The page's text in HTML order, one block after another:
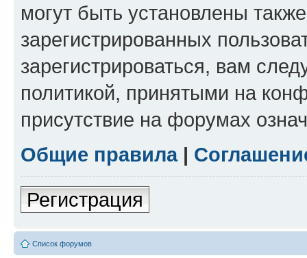
могут быть установлены
зарегистрированных
зарегистрироваться, вам
политикой, принятыми на
присутствие на форумах
Общие правила|
Регистрация
Список форумов